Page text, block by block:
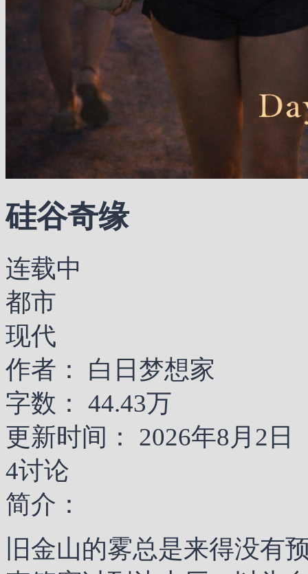
硅谷奇缘
连载中
都市
现代
作者：
白日梦想家
字数：
44.43万
更新时间：
2026年8月2日
4讨论
简介：
旧金山的雾总是来得没有